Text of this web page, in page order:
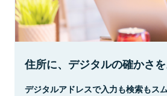
住所に、デジタルの確かさを
デジタルアドレスで入力も検索もスム